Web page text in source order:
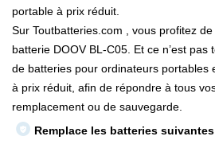
portable à prix réduit.
Sur Toutbatteries.com , vous profitez
batterie DOOV BL-C05. Et ce n’est pas
de batteries pour ordinateurs portables
à prix réduit, afin de répondre à tous
remplacement ou de sauvegarde.
Remplace les batteries